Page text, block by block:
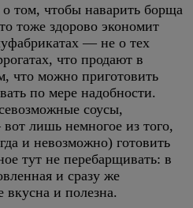
том, чтобы наварить борща
тоже здорово экономит
— не о тех
что продают в
что можно приготовить
по мере надобности.
соусы,
лишь немногое из того,
и невозможно) готовить
тут не перебарщивать: в
и сразу же
вкусна и полезна.